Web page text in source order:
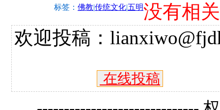
标签： 佛教|传统文化|五明没有相
欢迎投稿：
在线投稿